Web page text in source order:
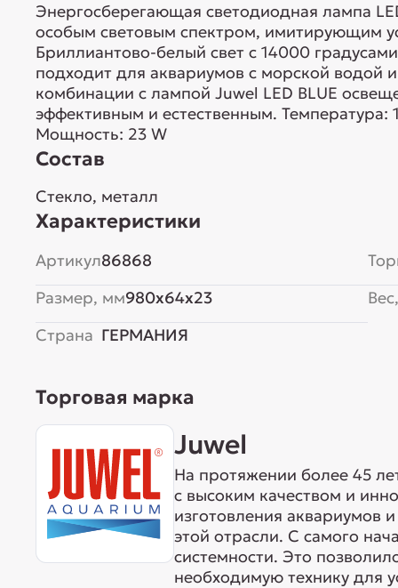
Энергосберегающая светодиодная лампа
особым световым спектром, имитирующим
Бриллиантово-белый свет с 14000
подходит для аквариумов с морской водой
комбинации с лампой Juwel LED BLUE
эффективным и естественным.
Мощность: 23 W
Состав
Стекло, металл
Характеристики
Артикул86868
Размер, мм980x64x23
Страна ГЕРМАНИЯ
Торговая марка
Juwel
На протяжении более 45
с высоким качеством и
изготовления аквариумов
этой отрасли. С самого
системности. Это
необходимую технику для